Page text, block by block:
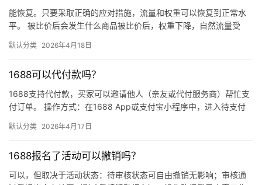
能恢复。只要采取正确的应对措施，流量和权重可以恢复到正常水
平。 被比价后会发生什么商品被比价后，权重下降，自然流量受
网价格…
默认分类 2026年4月18日
1688可以代付款吗？
1688支持代付款，买家可以邀请他人（亲友或代付服务商）帮忙支
付订单。 操作方式：在1688 App或支付宝小程序中，进入待支付
默认分类 2026年4月17日
1688报名了活动可以撤销吗？
可以，但取决于活动状态：待审核状态可自由撤销无影响；审核通